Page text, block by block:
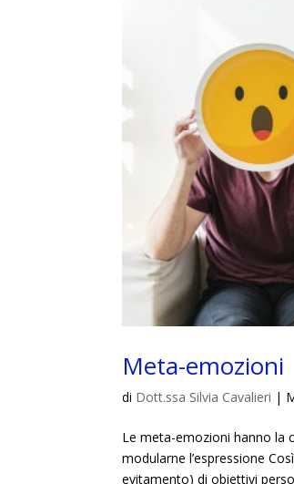
Meta-emozioni
di Dott.ssa Silvia Cavalieri |
Le meta-emozioni hanno la
modularne l’espressione
evitamento) di obiettivi